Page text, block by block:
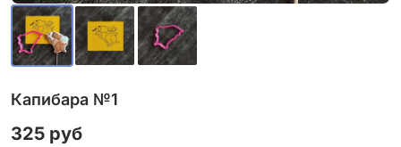
Капибара №1
325 руб